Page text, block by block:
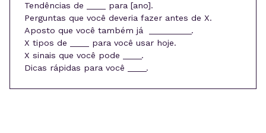
Tendências de ____ para [ano].
Perguntas que você deveria fazer antes de X.
Aposto que você também já _________.
X tipos de ____ para você usar hoje.
X sinais que você pode ____.
Dicas rápidas para você ____.